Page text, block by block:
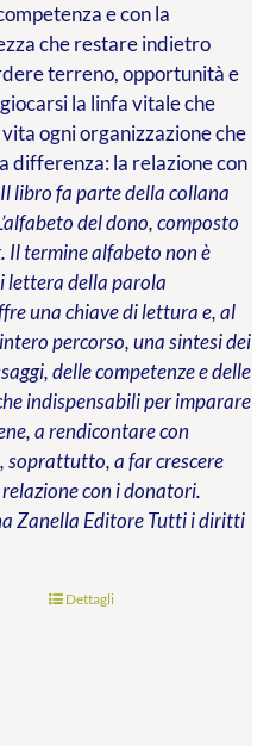
e con la
che restare indietro
terreno, opportunità e
la linfa vitale che
ogni organizzazione che
differenza: la relazione con
Il libro fa parte della collana
del dono, composto
Il termine alfabeto non è
lettera della parola
una chiave di lettura e, al
percorso, una sintesi dei
delle competenze e delle
indispensabili per imparare
a rendicontare con
soprattutto, a far crescere
con i donatori.
Zanella EditoreTutti i diritti
Dettagli